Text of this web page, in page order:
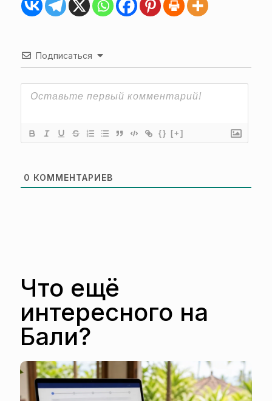
Подписаться
{} [+]
0 КОММЕНТАРИЕВ
Что ещё
интересного на
Бали?